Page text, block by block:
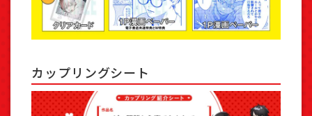
カップリングシート